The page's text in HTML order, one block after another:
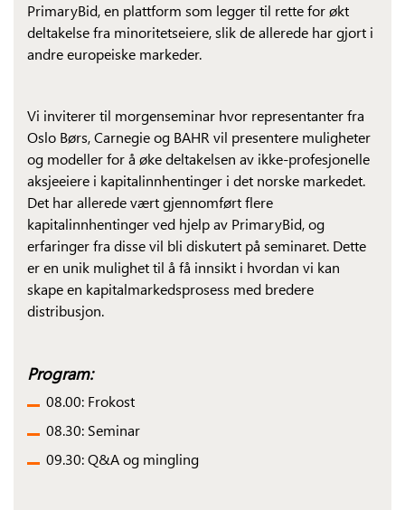
PrimaryBid, en plattform som legger til rette for økt
deltakelse fra minoritetseiere, slik de allerede har gjort i
andre europeiske markeder.
Vi inviterer til morgenseminar hvor representanter fra
Oslo Børs, Carnegie og BAHR vil presentere muligheter
og modeller for å øke deltakelsen av ikke-profesjonelle
aksjeeiere i kapitalinnhentinger i det norske markedet.
Det har allerede vært gjennomført flere
kapitalinnhentinger ved hjelp av PrimaryBid, og
erfaringer fra disse vil bli diskutert på seminaret. Dette
er en unik mulighet til å få innsikt i hvordan vi kan
skape en kapitalmarkedsprosess med bredere
distribusjon.
Program:
08.00: Frokost
08.30: Seminar
09.30: Q&A og mingling